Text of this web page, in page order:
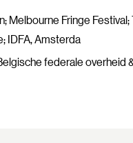
Fringe
IDFA, Amsterda
federale overheid